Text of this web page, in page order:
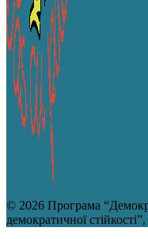
© 2026 Програма
демократичної